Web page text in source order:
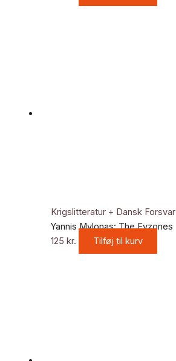
Krigslitteratur + Dansk Forsvar
Yannis Mylonas: The Evzones
125 kr. Tilføj til kurv